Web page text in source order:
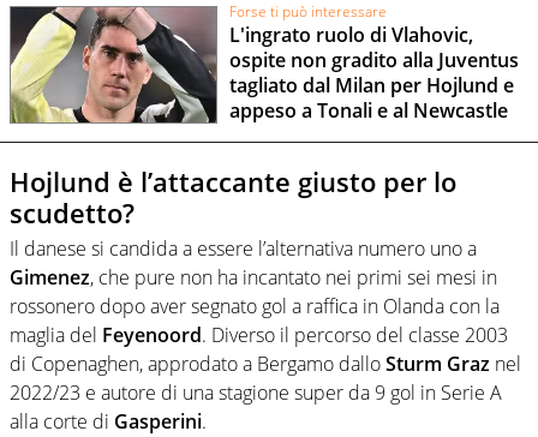
Forse ti può interessare
L'ingrato ruolo di Vlahovic,
ospite non gradito alla Juventus
tagliato dal Milan per Hojlund e
appeso a Tonali e al Newcastle
Hojlund è l’attaccante giusto per lo
scudetto?
Il danese si candida a essere l’alternativa numero uno a
Gimenez, che pure non ha incantato nei primi sei mesi in
rossonero dopo aver segnato gol a raffica in Olanda con la
maglia del Feyenoord. Diverso il percorso del classe 2003
di Copenaghen, approdato a Bergamo dalloSturm Graz nel
2022/23 e autore di una stagione super da 9 gol in Serie A
alla corte di Gasperini.